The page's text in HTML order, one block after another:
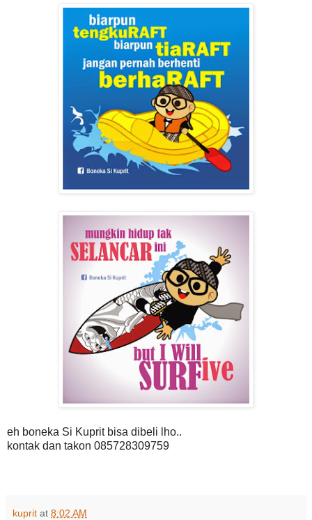
eh boneka Si Kuprit bisa dibeli lho..
kontak dan takon 085728309759
kuprit at 8:02 AM